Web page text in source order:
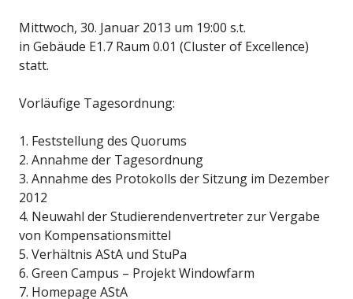
Mittwoch, 30. Januar 2013 um 19:00 s.t.
in Gebäude E1.7 Raum 0.01 (Cluster of Excellence)
statt.
Vorläufige Tagesordnung:
1. Feststellung des Quorums
2. Annahme der Tagesordnung
3. Annahme des Protokolls der Sitzung im Dezember
2012
4. Neuwahl der Studierendenvertreter zur Vergabe
von Kompensationsmittel
5. Verhältnis AStA und StuPa
6. Green Campus – Projekt Windowfarm
7. Homepage AStA